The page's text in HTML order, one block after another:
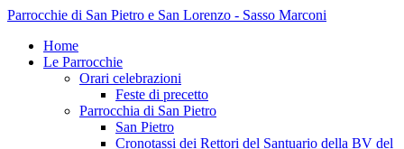
Parrocchie di San Pietro e San Lorenzo - Sasso Marconi
Home
Le Parrocchie
Orari celebrazioni
Feste di precetto
Parrocchia di San Pietro
San Pietro
Cronotassi dei Rettori del Santuario della BV del